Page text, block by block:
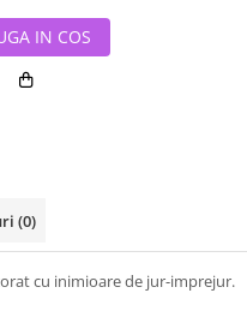
IN COS
(0)
cu inimioare de jur-imprejur.